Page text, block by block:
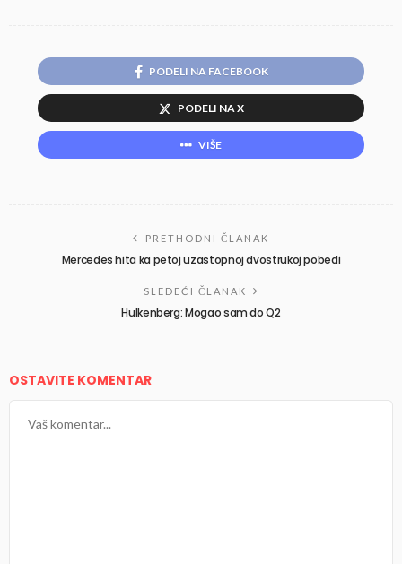
PODELI NA FACEBOOK
PODELI NA X
VIŠE
PRETHODNI ČLANAK
Mercedes hita ka petoj uzastopnoj dvostrukoj pobedi
SLEDEĆI ČLANAK
Hulkenberg: Mogao sam do Q2
OSTAVITE KOMENTAR